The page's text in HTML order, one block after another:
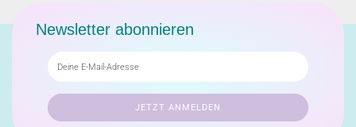
Newsletter abonnieren